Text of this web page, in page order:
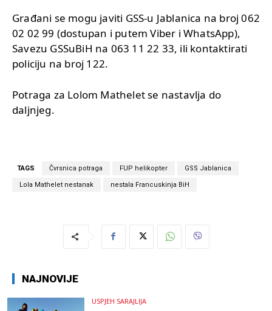
Građani se mogu javiti GSS-u Jablanica na broj 062
02 02 99 (dostupan i putem Viber i WhatsApp),
Savezu GSSuBiH na 063 11 22 33, ili kontaktirati
policiju na broj 122.
Potraga za Lolom Mathelet se nastavlja do
daljnjeg.
TAGS Čvrsnica potraga FUP helikopter GSS Jablanica
Lola Mathelet nestanak nestala Francuskinja BiH
NAJNOVIJE
USPJEH SARAJLIJA